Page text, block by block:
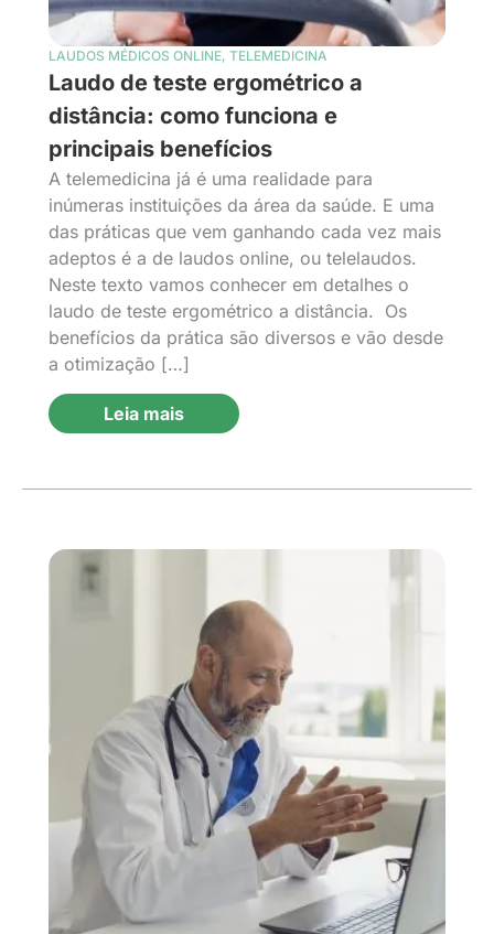
LAUDOS MÉDICOS ONLINE, TELEMEDICINA
Laudo de teste ergométrico a
distância: como funciona e
principais benefícios
A telemedicina já é uma realidade para
inúmeras instituições da área da saúde. E uma
das práticas que vem ganhando cada vez mais
adeptos é a de laudos online, ou telelaudos.
Neste texto vamos conhecer em detalhes o
laudo de teste ergométrico a distância. Os
benefícios da prática são diversos e vão desde
a otimização […]
Leia mais